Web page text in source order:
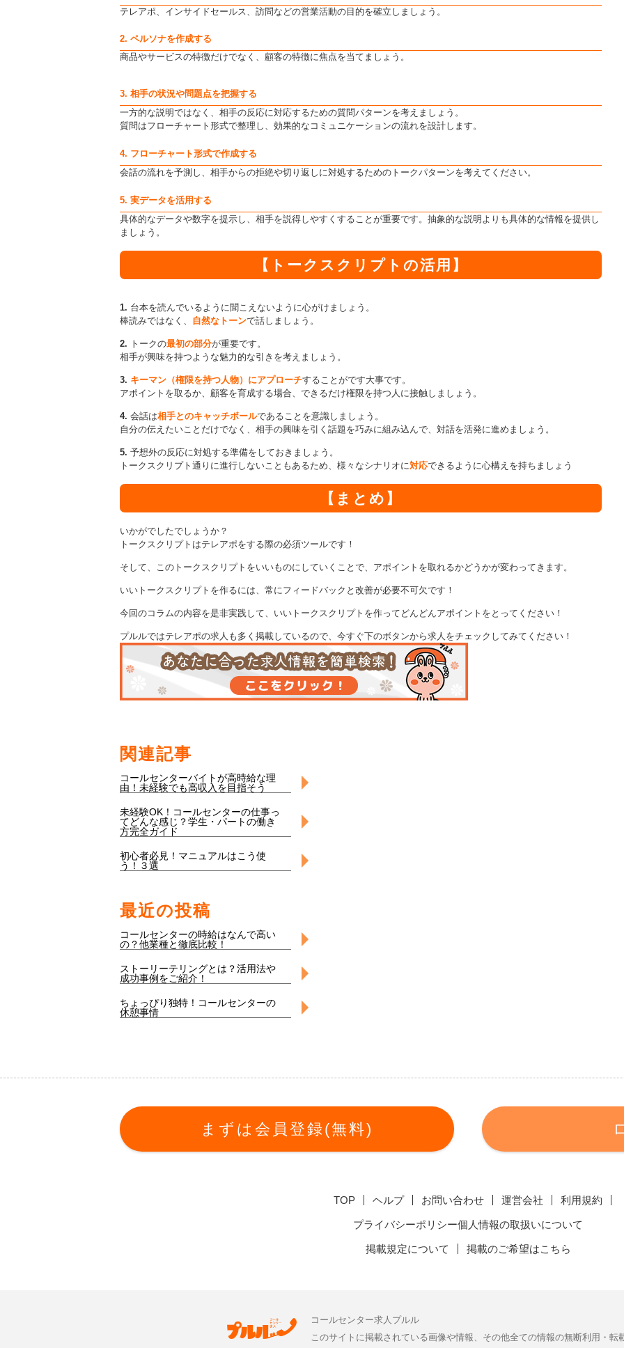
テレアポ、インサイドセールス、訪問などの営業活動の目的を確立しましょう。
2. ペルソナを作成する
商品やサービスの特徴だけでなく、顧客の特徴に焦点を当てましょう。
3. 相手の状況や問題点を把握する
一方的な説明ではなく、相手の反応に対応するための質問パターンを考えましょう。
質問はフローチャート形式で整理し、効果的なコミュニケーションの流れを設計します。
4. フローチャート形式で作成する
会話の流れを予測し、相手からの拒絶や切り返しに対処するためのトークパターンを考えてください。
5. 実データを活用する
具体的なデータや数字を提示し、相手を説得しやすくすることが重要です。抽象的な説明よりも具体的な情報を提供し
ましょう。
【トークスクリプトの活用】
1. 台本を読んでいるように聞こえないように心がけましょう。
棒読みではなく、 自然なトーンで話しましょう。
2. トークの最初の部分が重要です。
相手が興味を持つような魅力的な引きを考えましょう。
3. キーマン（権限を持つ人物）にアプローチすることがです大事です。
アポイントを取るか、顧客を育成する場合、できるだけ権限を持つ人に接触しましょう。
4. 会話は相手とのキャッチボールであることを意識しましょう。
自分の伝えたいことだけでなく、相手の興味を引く話題を巧みに組み込んで、対話を活発に進めましょう。
5. 予想外の反応に対処する準備をしておきましょう。
トークスクリプト通りに進行しないこともあるため、様々なシナリオに対応できるように心構えを持ちましょう
【まとめ】
いかがでしたでしょうか？
トークスクリプトはテレアポをする際の必須ツールです！
そして、このトークスクリプトをいいものにしていくことで、アポイントを取れるかどうかが変わってきます。
いいトークスクリプトを作るには、常にフィードバックと改善が必要不可欠です！
今回のコラムの内容を是非実践して、いいトークスクリプトを作ってどんどんアポイントをとってください！
プルルではテレアポの求人も多く掲載しているので、今すぐ下のボタンから求人をチェックしてみてください！
関連記事
コールセンターバイトが高時給な理
由！未経験でも高収入を目指そう
未経験OK！コールセンターの仕事っ
てどんな感じ？学生・パートの働き
方完全ガイド
初心者必見！マニュアルはこう使
う！３選
最近の投稿
コールセンターの時給はなんで高い
の？他業種と徹底比較！
ストーリーテリングとは？活用法や
成功事例をご紹介！
ちょっぴり独特！コールセンターの
休憩事情
まずは会員登録(無料)
TOP ヘルプ お問い合わせ 運営会社 利用規約
プライバシーポリシー個人情報の取扱いについて
掲載規定について 掲載のご希望はこちら
コールセンター求人プルル
このサイトに掲載されている画像や情報、その他全ての情報の無断利用・転